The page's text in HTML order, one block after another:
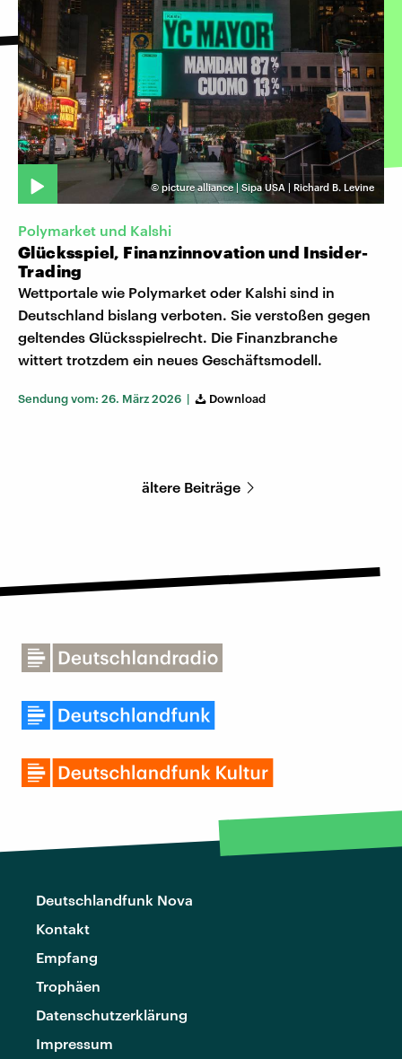
© picture alliance | Sipa USA | Richard B. Levine
Polymarket und Kalshi
Glücksspiel, Finanzinnovation und Insider-
Trading
Wettportale wie Polymarket oder Kalshi sind in
Deutschland bislang verboten. Sie verstoßen gegen
geltendes Glücksspielrecht. Die Finanzbranche
wittert trotzdem ein neues Geschäftsmodell.
Sendung vom: 26. März 2026 | Download
ältere Beiträge
Deutschlandfunk Nova
Kontakt
Empfang
Trophäen
Datenschutzerklärung
Impressum